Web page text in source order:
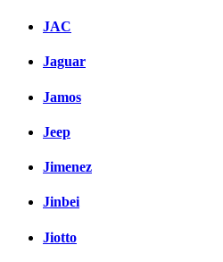
JAC
Jaguar
Jamos
Jeep
Jimenez
Jinbei
Jiotto